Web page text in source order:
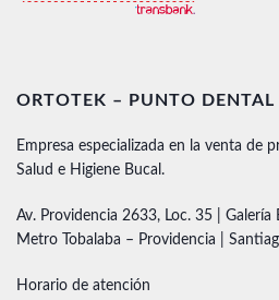
ORTOTEK – PUNTO DENTAL
Empresa especializada en la venta de
Salud e Higiene Bucal.
Av. Providencia 2633, Loc. 35 | Galería
Metro Tobalaba – Providencia |
Horario de atención